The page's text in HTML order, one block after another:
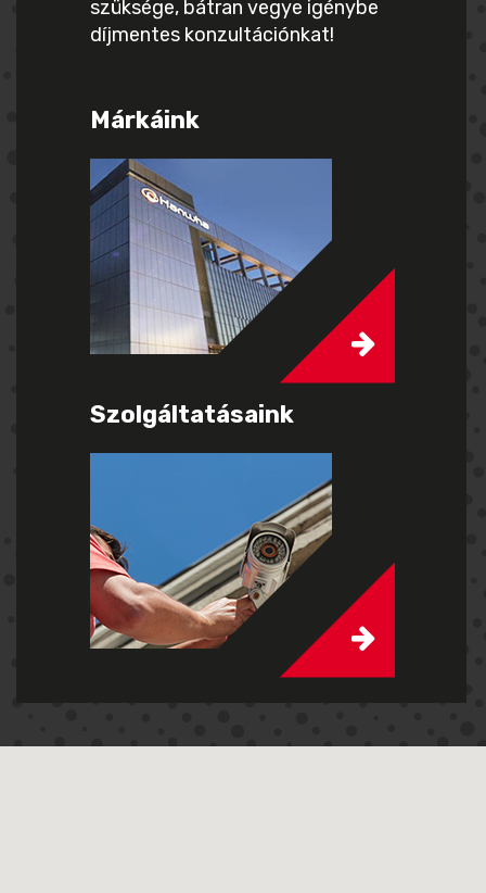
szüksége, bátran vegye igénybe
díjmentes konzultációnkat!
Márkáink
Szolgáltatásaink